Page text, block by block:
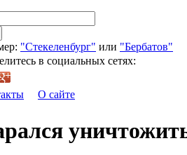
"Стекеленбург" или "Бербатов"
в социальных сетях:
О сайте